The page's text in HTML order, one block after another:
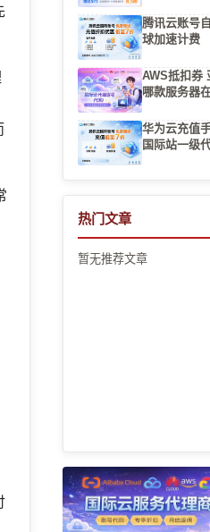
腾讯云账号
球加速计费
AWS抵扣券
哪款服务器
华为云充值
国际站一级
热门文章
暂无推荐文章